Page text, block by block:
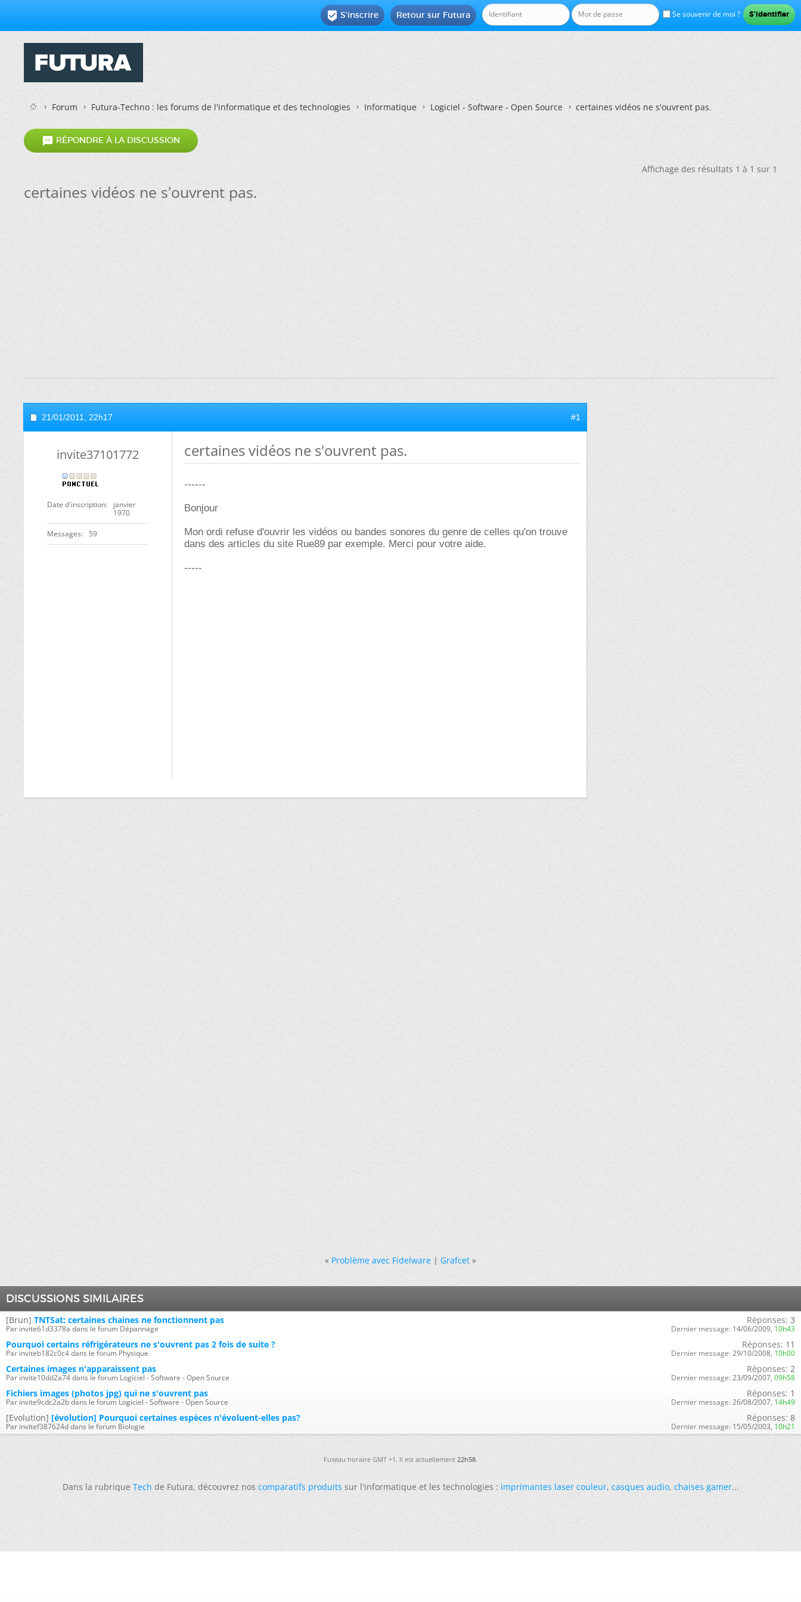
Se souvenir de moi ?
Retour sur Futura
 S'inscrire
Forum Futura-Techno : les forums de l'informatique et des technologies Informatique Logiciel - Software - Open Source certaines vidéos ne s'ouvrent pas.
 RÉPONDRE À LA DISCUSSION
Affichage des résultats 1 à 1 sur 1
certaines vidéos ne s'ouvrent pas.
21/01/2011, 22h17 #1
invite37101772
Date d'inscription
janvier
1970
Messages 59
certaines vidéos ne s'ouvrent pas.
------
Bonjour
Mon ordi refuse d'ouvrir les vidéos ou bandes sonores du genre de celles qu'on trouve
dans des articles du site Rue89 par exemple. Merci pour votre aide.
-----
« Problème avec Fidelware|Grafcet »
DISCUSSIONS SIMILAIRES
[Brun] TNTSat: certaines chaines ne fonctionnent pas
Par invite61d3378a dans le forum Dépannage
Réponses: 3
Dernier message: 14/06/2009, 10h43
Pourquoi certains réfrigérateurs ne s'ouvrent pas 2 fois de suite ?
Par inviteb182c0c4 dans le forum Physique
Réponses: 11
Dernier message: 29/10/2008, 10h00
Certaines images n'apparaissent pas
Par invite10dd2a74 dans le forum Logiciel - Software - Open Source
Réponses: 2
Dernier message: 23/09/2007, 09h58
Fichiers images (photos jpg) qui ne s'ouvrent pas
Par invite9cdc2a2b dans le forum Logiciel - Software - Open Source
Réponses: 1
Dernier message: 26/08/2007, 14h49
[Evolution] [évolution] Pourquoi certaines espèces n'évoluent-elles pas?
Par invitef387624d dans le forum Biologie
Réponses: 8
Dernier message: 15/05/2003, 10h21
Fuseau horaire GMT +1. Il est actuellement22h58.
Dans la rubriqueTechde Futura, découvrez noscomparatifs produitssur l'informatique et les technologies :imprimantes laser couleur,casques audio,chaises gamer...